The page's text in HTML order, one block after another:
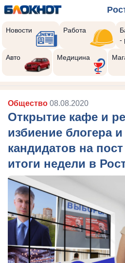
Новости Работа
-
Авто Медицина
Общество 08.08.2020
Открытие кафе и
избиение блогера
кандидатов на
итоги недели в